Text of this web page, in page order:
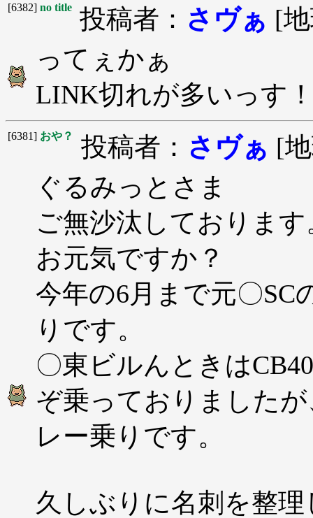
[6382] no title 投稿者： さヴぁ [
ってぇかぁ
LINK切れが多いっす
[6381] おや？ 投稿者： さヴぁ [
ぐるみっとさま
ご無沙汰しております
お元気ですか？
今年の6月まで元〇SC
りです。
〇東ビルんときは
ぞ乗っておりました
レー乗りです。
久しぶりに名刺を整